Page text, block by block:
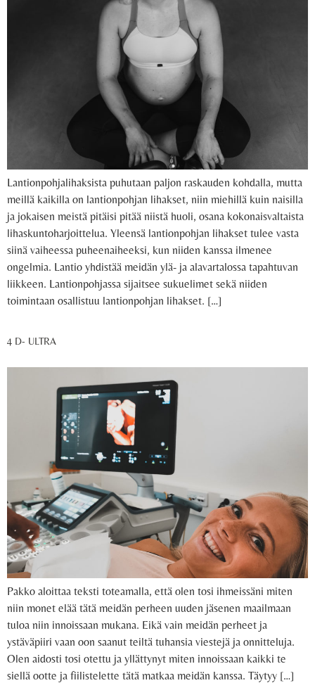
Lantionpohjalihaksista puhutaan paljon raskauden kohdalla, mutta
meillä kaikilla on lantionpohjan lihakset, niin miehillä kuin naisilla
ja jokaisen meistä pitäisi pitää niistä huoli, osana kokonaisvaltaista
lihaskuntoharjoittelua. Yleensä lantionpohjan lihakset tulee vasta
siinä vaiheessa puheenaiheeksi, kun niiden kanssa ilmenee
ongelmia. Lantio yhdistää meidän ylä- ja alavartalossa tapahtuvan
liikkeen. Lantionpohjassa sijaitsee sukuelimet sekä niiden
toimintaan osallistuu lantionpohjan lihakset. […]
4 D- ULTRA
Pakko aloittaa teksti toteamalla, että olen tosi ihmeissäni miten
niin monet elää tätä meidän perheen uuden jäsenen maailmaan
tuloa niin innoissaan mukana. Eikä vain meidän perheet ja
ystäväpiiri vaan oon saanut teiltä tuhansia viestejä ja onnitteluja.
Olen aidosti tosi otettu ja yllättynyt miten innoissaan kaikki te
siellä ootte ja fiilistelette tätä matkaa meidän kanssa. Täytyy […]